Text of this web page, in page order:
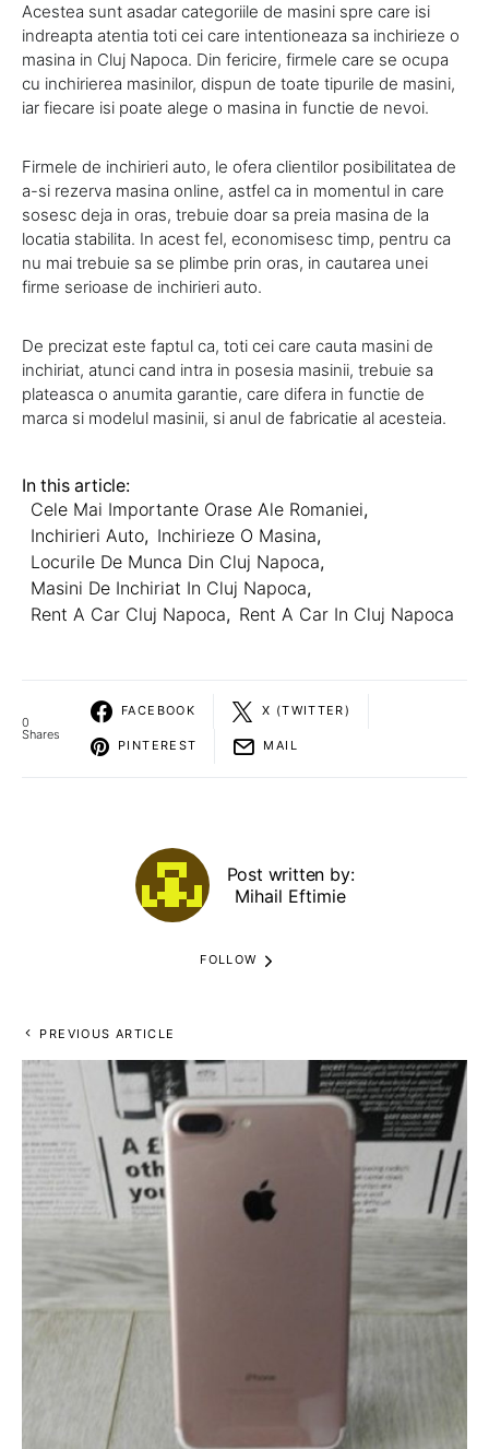
Acestea sunt asadar categoriile de masini spre care isi
indreapta atentia toti cei care intentioneaza sa inchirieze o
masina in Cluj Napoca. Din fericire, firmele care se ocupa
cu inchirierea masinilor, dispun de toate tipurile de masini,
iar fiecare isi poate alege o masina in functie de nevoi.
Firmele de inchirieri auto, le ofera clientilor posibilitatea de
a-si rezerva masina online, astfel ca in momentul in care
sosesc deja in oras, trebuie doar sa preia masina de la
locatia stabilita. In acest fel, economisesc timp, pentru ca
nu mai trebuie sa se plimbe prin oras, in cautarea unei
firme serioase de inchirieri auto.
De precizat este faptul ca, toti cei care cauta masini de
inchiriat, atunci cand intra in posesia masinii, trebuie sa
plateasca o anumita garantie, care difera in functie de
marca si modelul masinii, si anul de fabricatie al acesteia.
In this article:
Cele Mai Importante Orase Ale Romaniei,
Inchirieri Auto, Inchirieze O Masina,
Locurile De Munca Din Cluj Napoca,
Masini De Inchiriat In Cluj Napoca,
Rent A Car Cluj Napoca, Rent A Car In Cluj Napoca
0
Shares
FACEBOOK X (TWITTER)
PINTEREST MAIL
Post written by:
Mihail Eftimie
FOLLOW
PREVIOUS ARTICLE